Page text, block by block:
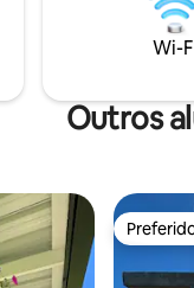
à lareira
um
Wi-
Outros
hóspedes